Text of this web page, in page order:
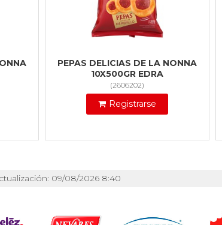
PEPAS DELICIAS DE LA NONNA
10X500GR EDRA
(2606202)
Registrarse
09/08/2026 8:40